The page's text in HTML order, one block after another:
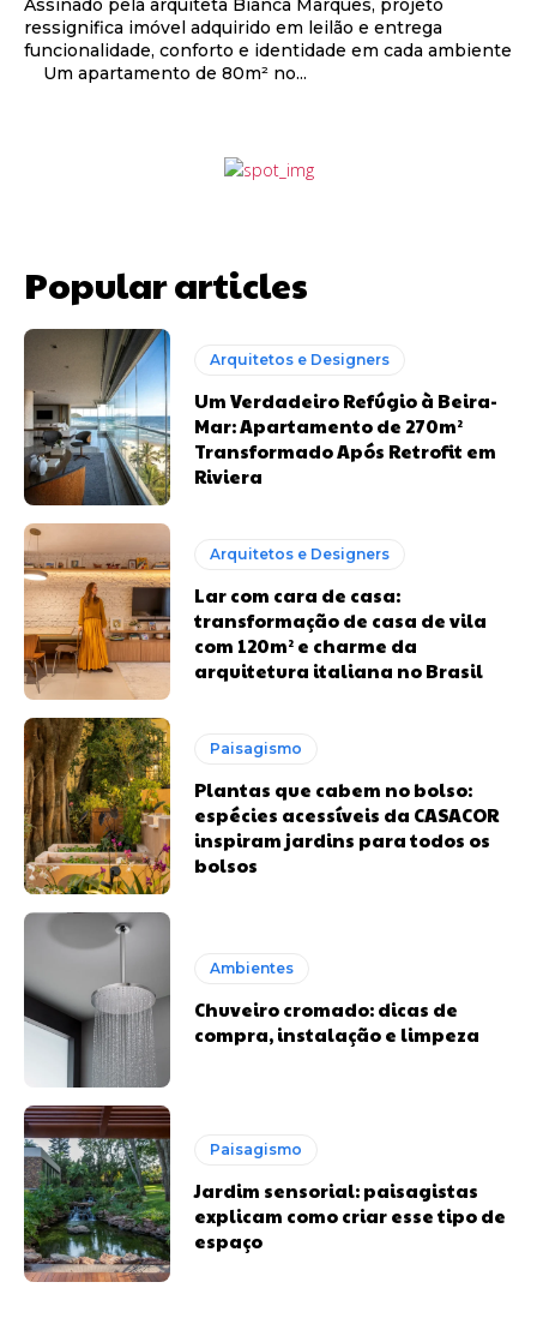
Assinado pela arquiteta Bianca Marques, projeto
ressignifica imóvel adquirido em leilão e entrega
funcionalidade, conforto e identidade em cada ambiente
Um apartamento de 80m² no...
Popular articles
Arquitetos e Designers
Um Verdadeiro Refúgio à Beira-
Mar: Apartamento de 270m²
Transformado Após Retrofit em
Riviera
Arquitetos e Designers
Lar com cara de casa:
transformação de casa de vila
com 120m² e charme da
arquitetura italiana no Brasil
Paisagismo
Plantas que cabem no bolso:
espécies acessíveis da CASACOR
inspiram jardins para todos os
bolsos
Ambientes
Chuveiro cromado: dicas de
compra, instalação e limpeza
Paisagismo
Jardim sensorial: paisagistas
explicam como criar esse tipo de
espaço